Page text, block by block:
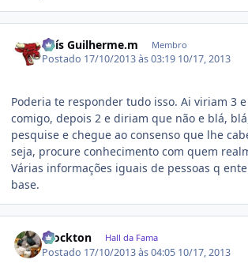
Luís Guilherme.m Membro
Postado 17/10/2013 às 03:19 10/17, 2013
Poderia te responder tudo isso. Ai viriam 3
comigo, depois 2 e diriam que não e blá,
pesquise e chegue ao consenso que lhe
seja, procure conhecimento com quem
Várias informações iguais de pessoas q
base.
Stockton Hall da Fama
Postado 17/10/2013 às 04:05 10/17, 2013